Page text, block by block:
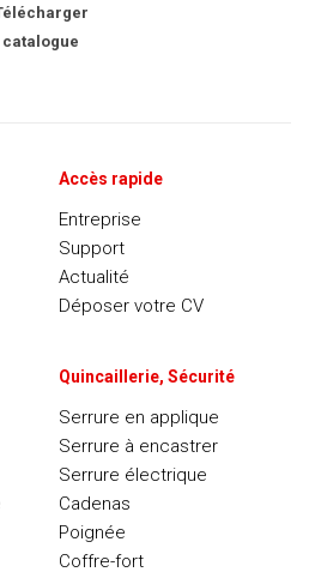
catalogue
Accès rapide
Entreprise
Support
Actualité
Déposer votre CV
Quincaillerie, Sécurité
Serrure en applique
Serrure à encastrer
Serrure électrique
Cadenas
Poignée
Coffre-fort